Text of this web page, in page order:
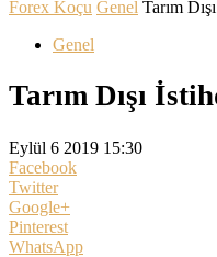
Forex Koçu Genel Tarım
Genel
Tarım Dışı
Eylül 6 2019 15:30
Facebook
Twitter
Google+
Pinterest
WhatsApp